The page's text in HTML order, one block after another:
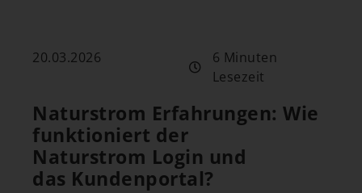
20.03.2026
6 Minuten
Lesezeit
Naturstrom Erfahrungen: Wie
funktioniert der
Naturstrom Login und
das Kundenportal?